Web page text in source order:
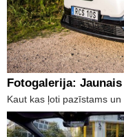
Fotogalerija:
Kaut kas ļoti pazīstams